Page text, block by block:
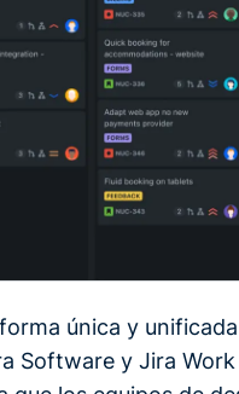
única y
Software y Jira